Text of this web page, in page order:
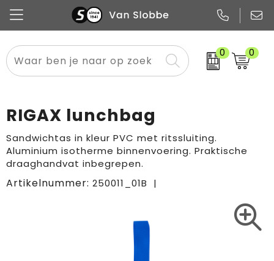
0 0
Alle categorieën
Promo
Pennen
Papier
Flessen
Merken
Meest gekozen
Overig textiel
Boodschappen- en draagtassen
Rugzakken
RIGAX lunchbag
Sandwichtas in kleur PVC met ritssluiting.
Aluminium isotherme binnenvoering. Praktische
draaghandvat inbegrepen.
Artikelnummer: 250011_01B